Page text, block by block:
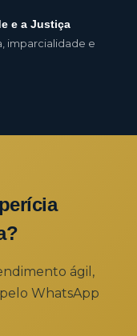
e a Justiça
imparcialidade e
ágil,
WhatsApp